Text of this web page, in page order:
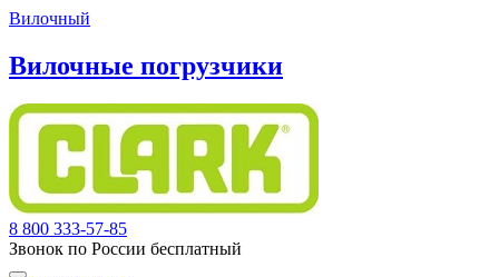
Вилочный
Вилочные погрузчики
8 800 333-57-85
Звонок по России бесплатный